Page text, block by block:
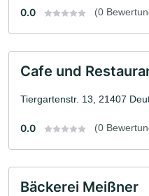
0.0 (0
Cafe und
Tiergartenstr. 13, 21407
0.0 (0
Bäckerei Meißner